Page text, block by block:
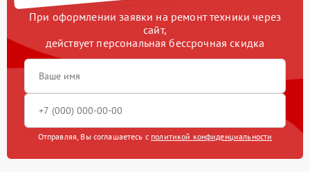
При оформлении заявки на ремонт техники через
сайт,
действует персональная бессрочная скидка
Отправляя, Вы соглашаетесь с политикой конфиденциальности